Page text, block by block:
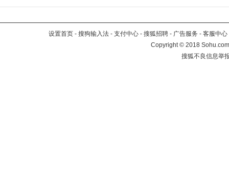
设置首页 - 搜狗输入法 - 支付中心 - 搜狐招聘 - 广告服务 - 客服中心
Copyright©2018
搜狐不良信息举